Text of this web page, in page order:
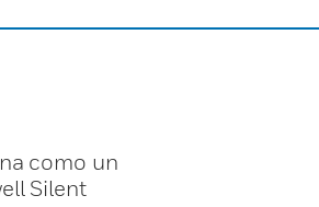
como un
Silent